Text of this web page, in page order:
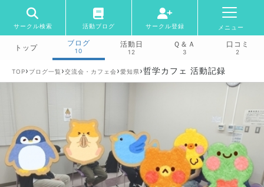
サークル検索 活動ブログ サークル登録 メニュー
トップ
ブログ
10
活動日
12
Ｑ＆Ａ
3
口コミ
2
TOP› ブログ一覧 ›交流会・カフェ会›愛知県›哲学カフェ 活動記録